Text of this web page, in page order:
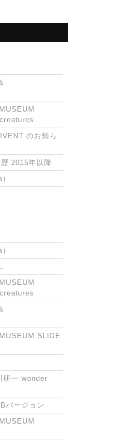
のお知ら
2015年以降
SLIDE
研一 wonder
バージョン